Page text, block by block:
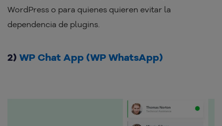
WordPress o para quienes quieren evitar la
dependencia de plugins.
2) WP Chat App (WP WhatsApp)